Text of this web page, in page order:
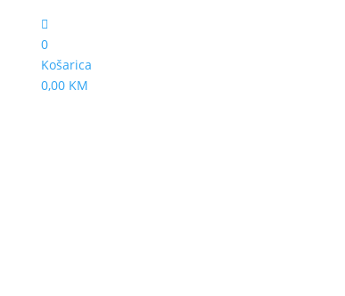
0
Košarica
0,00 KM